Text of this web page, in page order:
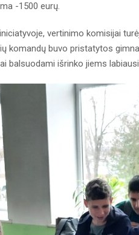
-1500 eurų.
vertinimo komisijai
komandų buvo pristatytos
balsuodami išrinko jiems